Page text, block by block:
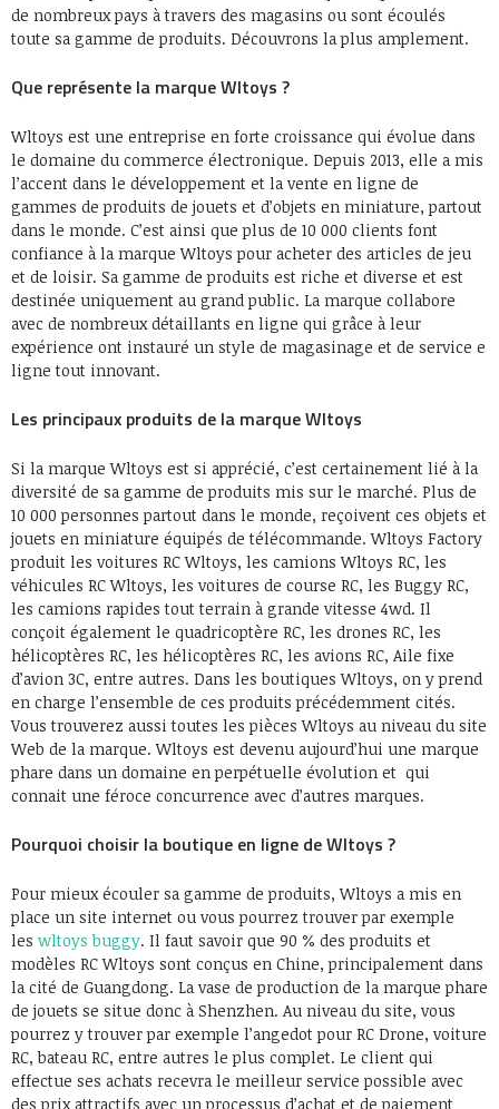
de nombreux pays à travers des magasins ou sont écoulés
toute sa gamme de produits. Découvrons la plus amplement.
Que représente la marque Wltoys ?
Wltoys est une entreprise en forte croissance qui évolue dans
le domaine du commerce électronique. Depuis 2013, elle a mis
l’accent dans le développement et la vente en ligne de
gammes de produits de jouets et d’objets en miniature, partout
dans le monde. C’est ainsi que plus de 10 000 clients font
confiance à la marque Wltoys pour acheter des articles de jeu
et de loisir. Sa gamme de produits est riche et diverse et est
destinée uniquement au grand public. La marque collabore
avec de nombreux détaillants en ligne qui grâce à leur
expérience ont instauré un style de magasinage et de service e
ligne tout innovant.
Les principaux produits de la marque Wltoys
Si la marque Wltoys est si apprécié, c’est certainement lié à la
diversité de sa gamme de produits mis sur le marché. Plus de
10 000 personnes partout dans le monde, reçoivent ces objets et
jouets en miniature équipés de télécommande. Wltoys Factory
produit les voitures RC Wltoys, les camions Wltoys RC, les
véhicules RC Wltoys, les voitures de course RC, les Buggy RC,
les camions rapides tout terrain à grande vitesse 4wd. Il
conçoit également le quadricoptère RC, les drones RC, les
hélicoptères RC, les hélicoptères RC, les avions RC, Aile fixe
d’avion 3C, entre autres. Dans les boutiques Wltoys, on y prend
en charge l’ensemble de ces produits précédemment cités.
Vous trouverez aussi toutes les pièces Wltoys au niveau du site
Web de la marque. Wltoys est devenu aujourd’hui une marque
phare dans un domaine en perpétuelle évolution et qui
connait une féroce concurrence avec d’autres marques.
Pourquoi choisir la boutique en ligne de Wltoys ?
Pour mieux écouler sa gamme de produits, Wltoys a mis en
place un site internet ou vous pourrez trouver par exemple
les wltoys buggy. Il faut savoir que 90 % des produits et
modèles RC Wltoys sont conçus en Chine, principalement dans
la cité de Guangdong. La vase de production de la marque phare
de jouets se situe donc à Shenzhen. Au niveau du site, vous
pourrez y trouver par exemple l’angedot pour RC Drone, voiture
RC, bateau RC, entre autres le plus complet. Le client qui
effectue ses achats recevra le meilleur service possible avec
des prix attractifs avec un processus d’achat et de paiement